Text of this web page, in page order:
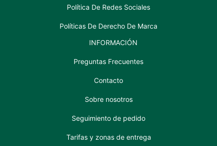
Política De Redes Sociales
Políticas De Derecho De Marca
INFORMACIÓN
Preguntas Frecuentes
Contacto
Sobre nosotros
Seguimiento de pedido
Tarifas y zonas de entrega